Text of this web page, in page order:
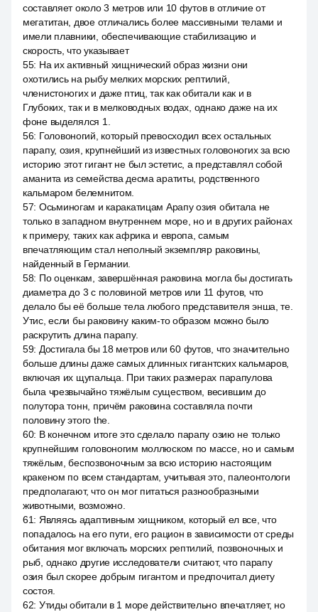
составляет около 3 метров или 10 футов в отличие от
мегатитан, двое отличались более массивными телами и
имели плавники, обеспечивающие стабилизацию и
скорость, что указывает
55: На их активный хищнический образ жизни они
охотились на рыбу мелких морских рептилий,
членистоногих и даже птиц, так как обитали как и в
Глубоких, так и в мелководных водах, однако даже на их
фоне выделялся 1.
56: Головоногий, который превосходил всех остальных
парапу, озия, крупнейший из известных головоногих за всю
историю этот гигант не был эстетис, а представлял собой
аманита из семейства десма аратиты, родственного
кальмаром белемнитом.
57: Осьминогам и каракатицам Арапу озия обитала не
только в западном внутреннем море, но и в других районах
к примеру, таких как африка и европа, самым
впечатляющим стал неполный экземпляр раковины,
найденный в Германии.
58: По оценкам, завершённая раковина могла бы достигать
диаметра до 3 с половиной метров или 11 футов, что
делало бы её больше тела любого представителя энша, те.
Утис, если бы раковину каким-то образом можно было
раскрутить длина парапу.
59: Достигала бы 18 метров или 60 футов, что значительно
больше длины даже самых длинных гигантских кальмаров,
включая их щупальца. При таких размерах парапулова
была чрезвычайно тяжёлым существом, весившим до
полутора тонн, причём раковина составляла почти
половину этого the.
60: В конечном итоге это сделало парапу озию не только
крупнейшим головоногим моллюском по массе, но и самым
тяжёлым, беспозвоночным за всю историю настоящим
кракеном по всем стандартам, учитывая это, палеонтологи
предполагают, что он мог питаться разнообразными
животными, возможно.
61: Являясь адаптивным хищником, который ел все, что
попадалось на его пути, его рацион в зависимости от среды
обитания мог включать морских рептилий, позвоночных и
рыб, однако другие исследователи считают, что парапу
озия был скорее добрым гигантом и предпочитал диету
состоя.
62: Утиды обитали в 1 море действительно впечатляет, но